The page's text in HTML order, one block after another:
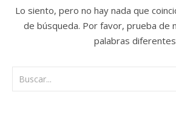
Lo siento, pero no hay nada que
de búsqueda. Por favor, prueba de
palabras